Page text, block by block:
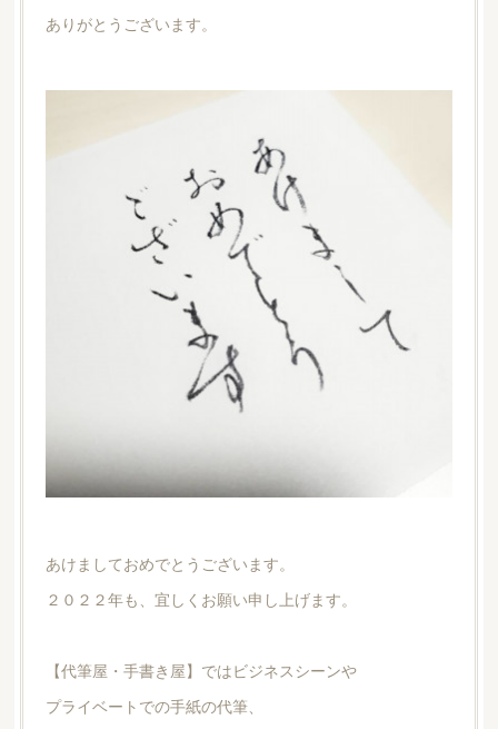
ありがとうございます。
あけましておめでとうございます。
２０２２年も、宜しくお願い申し上げます。
【代筆屋・手書き屋】ではビジネスシーンや
プライベートでの手紙の代筆、